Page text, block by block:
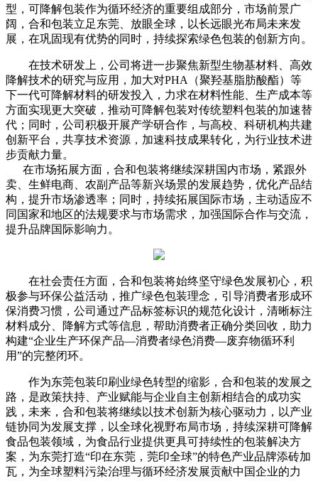
型，可降解包装作为循环经济的重要组成部分，市场前景广
阔，合和包装立足东莞、放眼全球，以长远眼光布局未来发
展，在巩固现有优势的同时，持续探索绿色包装的创新方向。
在技术研发上，公司将进一步聚焦新型生物基材料、高效
降解技术的研究与应用，加大对PHA（聚羟基脂肪酸酯）等
下一代可降解材料的研发投入，力求在材料性能、生产成本等
方面实现更大突破，推动可降解包装对传统塑料包装的加速替
代；同时，公司积极开展产学研合作，与高校、科研机构共建
创新平台，共享技术资源，加速科技成果转化，为行业技术进
步贡献力量。
在市场拓展方面，合和包装将继续深耕国内市场，紧跟外
卖、生鲜电商、农副产品等新兴场景的发展趋势，优化产品结
构，提升市场渗透率；同时，持续拓展国际市场，主动适应不
同国家和地区的法规要求与市场需求，加强国际合作与交流，
提升品牌国际影响力。
在社会责任方面，合和包装将始终坚守绿色发展初心，积
极参与环保公益活动，推广绿色包装理念，引导消费者形成环
保消费习惯，公司通过产品标签标识的规范化设计，清晰标注
材料成分、降解方式等信息，帮助消费者正确分类回收，助力
构建“企业生产环保产品—消费者绿色消费—废弃物循环利
用”的完整闭环。
作为东莞包装印刷业绿色转型的缩影，合和包装的发展之
路，是政策扶持、产业赋能与企业自主创新相结合的成功实
践，未来，合和包装将继续以技术创新为核心驱动力，以产业
链协同为发展支撑，以全球化视野布局市场，持续深耕可降解
食品包装领域，为食品行业提供更具可持续性的包装解决方
案，为东莞打造“印在东莞，莞印全球”的特色产业品牌添砖加
瓦，为全球塑料污染治理与循环经济发展贡献中国企业的力